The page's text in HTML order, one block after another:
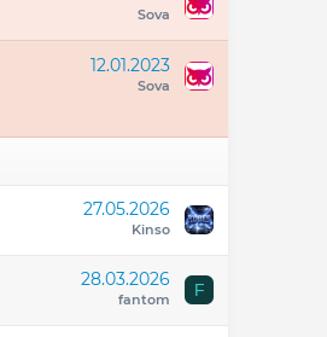
Sova
12.01.2023
Sova
27.05.2026
Kinso
28.03.2026
fantom F